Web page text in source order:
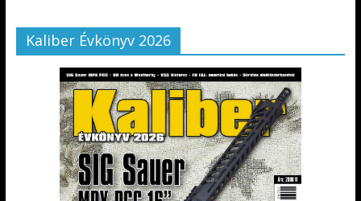
Kaliber Évkönyv 2026